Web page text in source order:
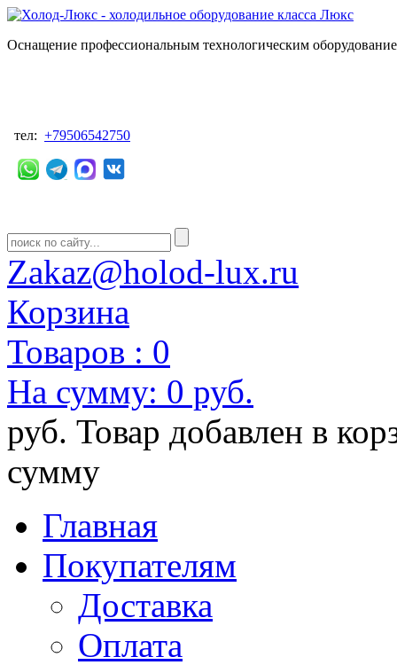
Оснащение профессиональным технологическим
тел: +79506542750
Zakaz@holod-lux.ru
Корзина
Товаров : 0
На сумму: 0 руб.
руб. Товар добавлен в
сумму
Главная
Покупателям
Доставка
Оплата